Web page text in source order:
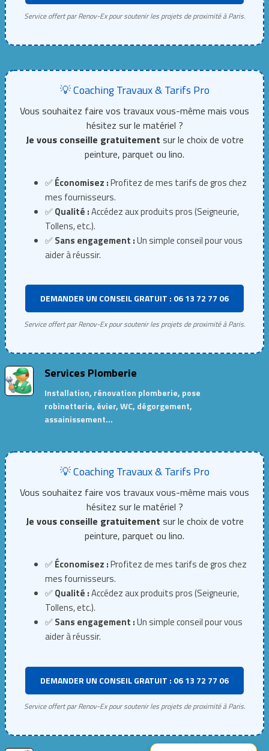
Service offert par Renov-Ex pour soutenir les projets de proximité à Paris.
💡 Coaching Travaux & Tarifs Pro
Vous souhaitez faire vos travaux vous-même mais vous
hésitez sur le matériel ?
Je vous conseille gratuitement sur le choix de votre
peinture, parquet ou lino.
✅Économisez :Profitez de mes tarifs de gros chez
mes fournisseurs.
✅Qualité :Accédez aux produits pros (Seigneurie,
Tollens, etc.).
✅Sans engagement :Un simple conseil pour vous
aider à réussir.
DEMANDER UN CONSEIL GRATUIT : 06 13 72 77 06
Service offert par Renov-Ex pour soutenir les projets de proximité à Paris.
Services Plomberie
Installation, rénovation plomberie, pose
robinetterie, évier, WC, dégorgement,
assainissement…
💡 Coaching Travaux & Tarifs Pro
Vous souhaitez faire vos travaux vous-même mais vous
hésitez sur le matériel ?
Je vous conseille gratuitement sur le choix de votre
peinture, parquet ou lino.
✅Économisez :Profitez de mes tarifs de gros chez
mes fournisseurs.
✅Qualité :Accédez aux produits pros (Seigneurie,
Tollens, etc.).
✅Sans engagement :Un simple conseil pour vous
aider à réussir.
DEMANDER UN CONSEIL GRATUIT : 06 13 72 77 06
Service offert par Renov-Ex pour soutenir les projets de proximité à Paris.